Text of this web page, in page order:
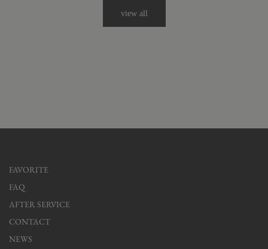
view all
FAVORITE
FAQ
AFTER SERVICE
CONTACT
NEWS